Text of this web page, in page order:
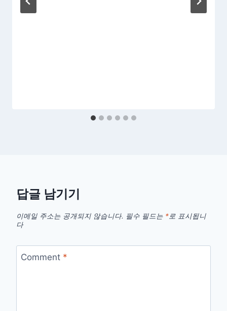
답글 남기기
이메일 주소는 공개되지 않습니다. 필수 필드는 *로 표시됩니
다
Comment *